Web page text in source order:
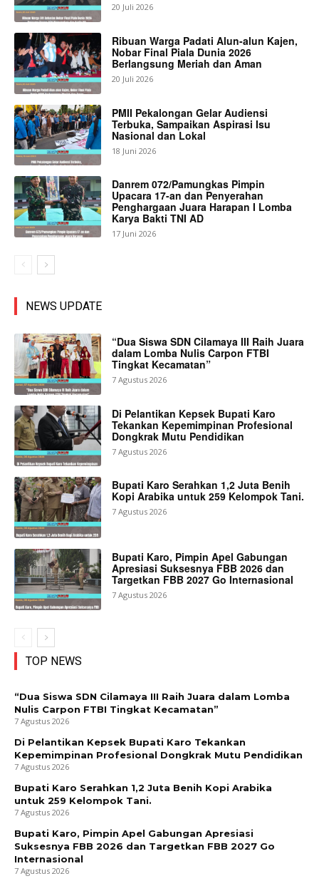
20 Juli 2026
Ribuan Warga Padati Alun-alun Kajen,
Nobar Final Piala Dunia 2026
Berlangsung Meriah dan Aman
20 Juli 2026
PMII Pekalongan Gelar Audiensi
Terbuka, Sampaikan Aspirasi Isu
Nasional dan Lokal
18 Juni 2026
Danrem 072/Pamungkas Pimpin
Upacara 17-an dan Penyerahan
Penghargaan Juara Harapan I Lomba
Karya Bakti TNI AD
17 Juni 2026
NEWS UPDATE
“Dua Siswa SDN Cilamaya III Raih Juara
dalam Lomba Nulis Carpon FTBI
Tingkat Kecamatan”
7 Agustus 2026
Di Pelantikan Kepsek Bupati Karo
Tekankan Kepemimpinan Profesional
Dongkrak Mutu Pendidikan
7 Agustus 2026
Bupati Karo Serahkan 1,2 Juta Benih
Kopi Arabika untuk 259 Kelompok Tani.
7 Agustus 2026
Bupati Karo, Pimpin Apel Gabungan
Apresiasi Suksesnya FBB 2026 dan
Targetkan FBB 2027 Go Internasional
7 Agustus 2026
TOP NEWS
“Dua Siswa SDN Cilamaya III Raih Juara dalam Lomba
Nulis Carpon FTBI Tingkat Kecamatan”
7 Agustus 2026
Di Pelantikan Kepsek Bupati Karo Tekankan
Kepemimpinan Profesional Dongkrak Mutu Pendidikan
7 Agustus 2026
Bupati Karo Serahkan 1,2 Juta Benih Kopi Arabika
untuk 259 Kelompok Tani.
7 Agustus 2026
Bupati Karo, Pimpin Apel Gabungan Apresiasi
Suksesnya FBB 2026 dan Targetkan FBB 2027 Go
Internasional
7 Agustus 2026